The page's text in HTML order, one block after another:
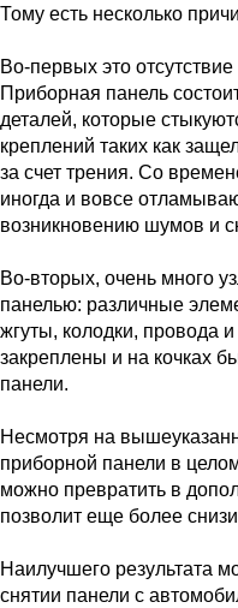
Тому есть несколько
Во-первых это
Приборная панель
деталей, которые
креплений таких как
за счет трения. Со
иногда и вовсе
возникновению шумов и
Во-вторых, очень много
панелью: различные
жгуты, колодки, провода
закреплены и на кочках
панели.
Несмотря на
приборной панели в
можно превратить в
позволит еще более
Наилучшего результата
снятии панели с